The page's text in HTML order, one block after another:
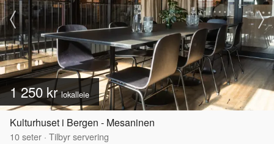
1 250 krlokalleie
Kulturhuset i Bergen - Mesaninen
10seter · Tilbyr servering